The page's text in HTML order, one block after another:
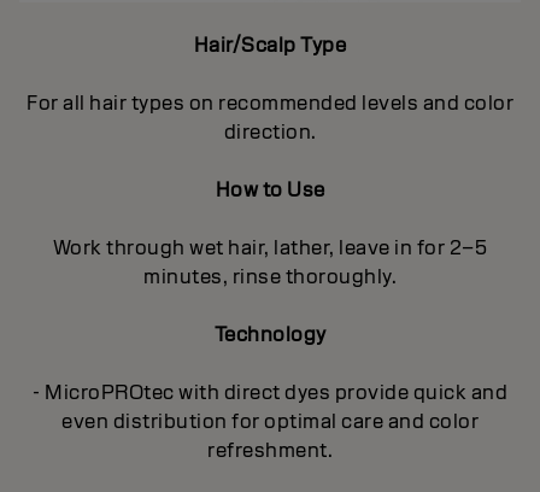
Hair/Scalp Type
For all hair types on recommended levels and color
direction.
How to Use
Work through wet hair, lather, leave in for 2–5
minutes, rinse thoroughly.
Technology
- MicroPROtec with direct dyes provide quick and
even distribution for optimal care and color
refreshment.